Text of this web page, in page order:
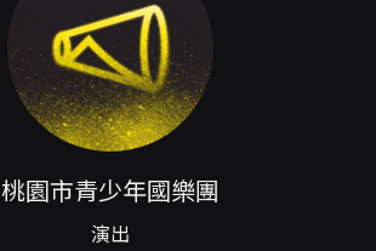
轉帳或現金購票者，請依平台
票規則之申請，將於3個工作日
幣或點數購票：退票時系統將
說明 - 套票優惠期間：活動頁
購6檔享5折）等方案，實際可
票有其他特別規定，以套票頁
方式與退款途徑將另行公告於
能，需依指定方式申請。 - 若
步協助或對購票、退票程序有疑
桃園市青少年國樂團
演出